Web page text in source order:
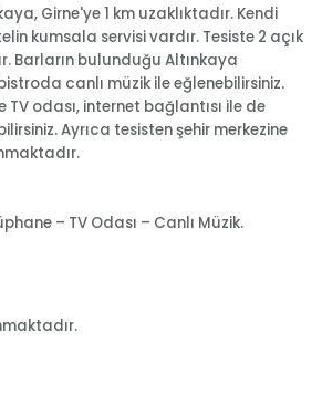
Girne'ye 1 km uzaklıktadır. Kendi
kumsala servisi vardır. Tesiste 2 açık
Barların bulunduğu Altınkaya
canlı müzik ile eğlenebilirsiniz.
odası, internet bağlantısı ile de
Ayrıca tesisten şehir merkezine
– TV Odası – Canlı Müzik.